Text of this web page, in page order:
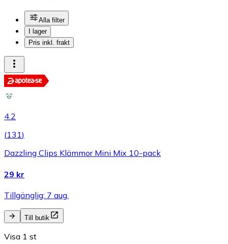
Alla filter
I lager
Pris inkl. frakt
4.2
(131)
Dazzling Clips Klämmor Mini Mix 10-pack
29 kr
Tillgänglig: 7 aug.
Till butik
Visa 1 st